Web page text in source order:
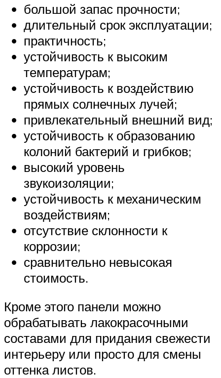
большой запас прочности;
длительный срок эксплуатации;
практичность;
устойчивость к высоким
температурам;
устойчивость к воздействию
прямых солнечных лучей;
привлекательный внешний вид;
устойчивость к образованию
колоний бактерий и грибков;
высокий уровень
звукоизоляции;
устойчивость к механическим
воздействиям;
отсутствие склонности к
коррозии;
сравнительно невысокая
стоимость.
Кроме этого панели можно
обрабатывать лакокрасочными
составами для придания свежести
интерьеру или просто для смены
оттенка листов.